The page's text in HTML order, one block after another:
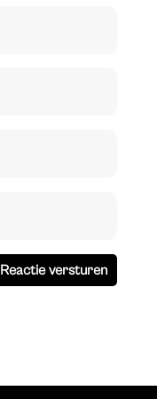
Reactie versturen